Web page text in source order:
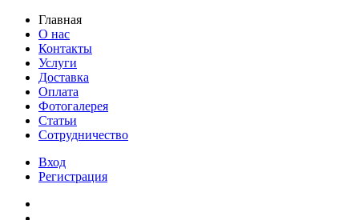
Главная
О нас
Контакты
Услуги
Доставка
Оплата
Фотогалерея
Статьи
Сотрудничество
Вход
Регистрация